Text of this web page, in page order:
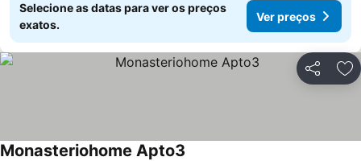
Selecione as datas para ver os preços
exatos.
Ver preços
Partilhar
Monasteriohome Apto3